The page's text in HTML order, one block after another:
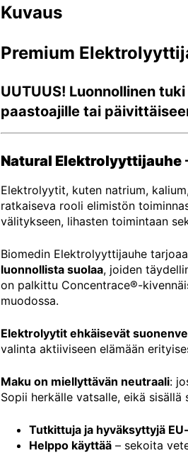
Kuvaus
Premium
UUTUUS! Luonnollinen
paastoajille tai
Natural Elektrolyyttijauhe
Elektrolyytit, kuten natrium,
ratkaiseva rooli elimistön
välitykseen, lihasten toimintaan
Biomedin Elektrolyyttijauhe
luonnollista suolaa, joiden
on palkittu Concentrace®-
muodossa.
Elektrolyytit ehkäisevät
valinta aktiiviseen elämään
Maku on miellyttävän neutraali:
Sopii herkälle vatsalle, eikä
Tutkittuja ja hyväksyttyjä
Helppo käyttää– sekoita